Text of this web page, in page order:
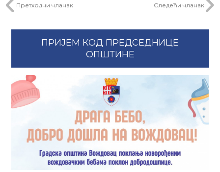
Претходни чланак Следећи чланак
ПРИЈЕМ КОД ПРЕДСЕДНИЦЕ
ОПШТИНЕ